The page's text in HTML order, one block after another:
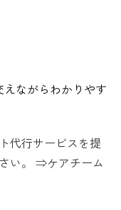
ながらわかりやす
代行サービスを提
い。 ⇒ケアチーム